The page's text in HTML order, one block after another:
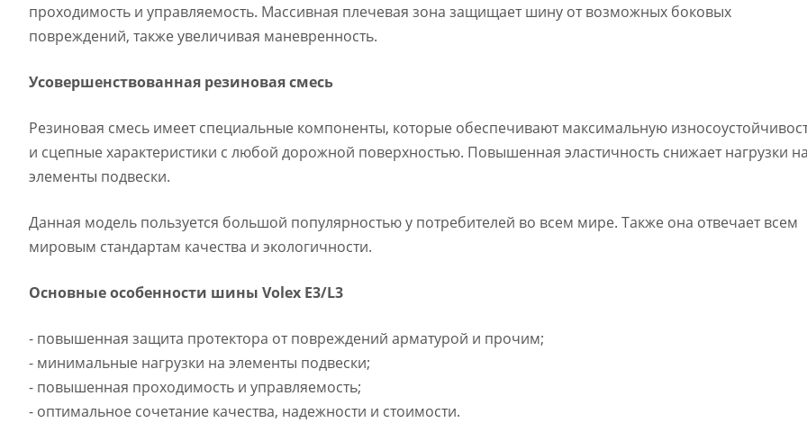
проходимость и управляемость. Массивная плечевая зона защищает шину от возможных боковых
повреждений, также увеличивая маневренность.
Усовершенствованная резиновая смесь
Резиновая смесь имеет специальные компоненты, которые обеспечивают максимальную
и сцепные характеристики с любой дорожной поверхностью. Повышенная эластичность снижает нагрузки
элементы подвески.
Данная модель пользуется большой популярностью у потребителей во всем мире. Также она отвечает всем
мировым стандартам качества и экологичности.
Основные особенности шины Volex E3/L3
- повышенная защита протектора от повреждений арматурой и прочим;
- минимальные нагрузки на элементы подвески;
- повышенная проходимость и управляемость;
- оптимальное сочетание качества, надежности и стоимости.